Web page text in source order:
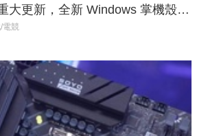
大更新，全新 Windows 掌機殼模
操作就像 Xbox 一樣順暢
電競